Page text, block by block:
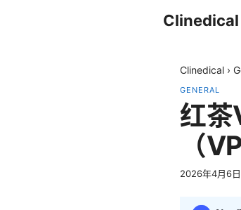
Clinedical
Clinedical ›
GENERAL
红茶
（
2026年4月6日